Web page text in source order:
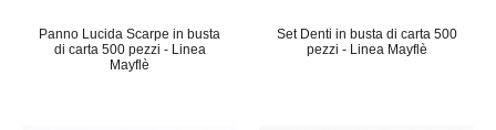
Panno Lucida Scarpe in busta
di carta 500 pezzi - Linea
Mayflè
Set Denti in busta di carta 500
pezzi - Linea Mayflè